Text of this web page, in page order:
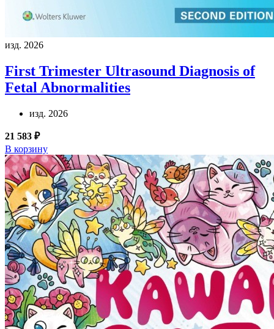
изд. 2026
First Trimester Ultrasound Diagnosis of
Fetal Abnormalities
изд. 2026
21 583 ₽
В корзину